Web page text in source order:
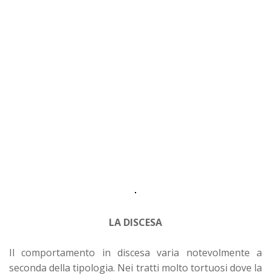
LA DISCESA
Il comportamento in discesa varia notevolmente a
seconda della tipologia. Nei tratti molto tortuosi dove la